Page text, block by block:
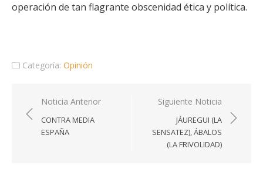
operación de tan flagrante obscenidad ética y política.
Categoría: Opinión
Navegación
de
entradas
Noticia Anterior
CONTRA MEDIA
ESPAÑA
Siguiente Noticia
JÁUREGUI (LA
SENSATEZ), ÁBALOS
(LA FRIVOLIDAD)